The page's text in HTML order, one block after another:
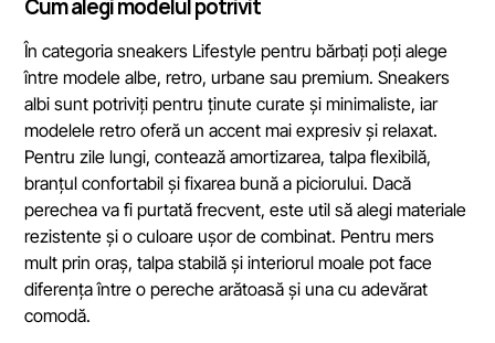
Cum alegi modelul potrivit
În categoria sneakers Lifestyle pentru bărbați poți alege
între modele albe, retro, urbane sau premium. Sneakers
albi sunt potriviți pentru ținute curate și minimaliste, iar
modelele retro oferă un accent mai expresiv și relaxat.
Pentru zile lungi, contează amortizarea, talpa flexibilă,
branțul confortabil și fixarea bună a piciorului. Dacă
perechea va fi purtată frecvent, este util să alegi materiale
rezistente și o culoare ușor de combinat. Pentru mers
mult prin oraș, talpa stabilă și interiorul moale pot face
diferența între o pereche arătoasă și una cu adevărat
comodă.